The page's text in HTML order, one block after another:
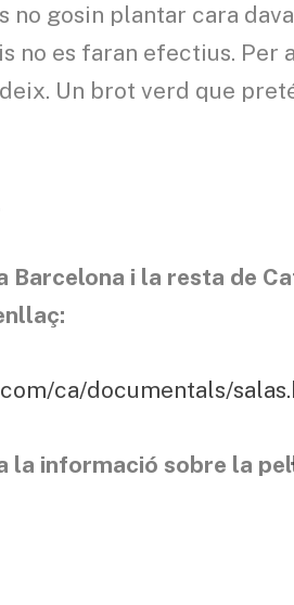
no gosin plantar cara
no es faran efectius. Per
Un brot verd que
i la resta de
ca/documentals/
informació sobre la